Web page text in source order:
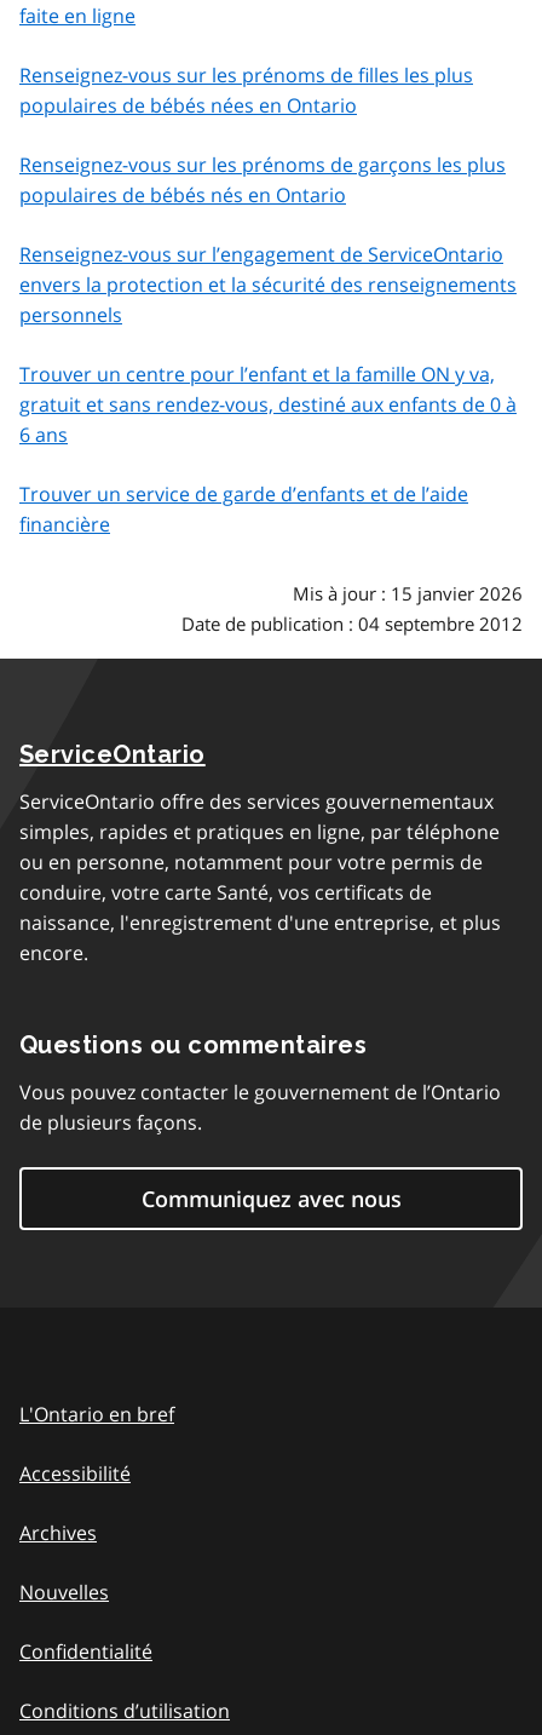
faite en ligne
Renseignez-vous sur les prénoms de filles les plus
populaires de bébés nées en Ontario
Renseignez-vous sur les prénoms de garçons les plus
populaires de bébés nés en Ontario
Renseignez-vous sur l’engagement de ServiceOntario
envers la protection et la sécurité des renseignements
personnels
Trouver un centre pour l’enfant et la famille ON y va,
gratuit et sans rendez-vous, destiné aux enfants de 0 à
6 ans
Trouver un service de garde d’enfants et de l’aide
financière
Mis à jour : 15 janvier 2026
Date de publication : 04 septembre 2012
ServiceOntario
ServiceOntario offre des services gouvernementaux
simples, rapides et pratiques en ligne, par téléphone
ou en personne, notamment pour votre permis de
conduire, votre carte Santé, vos certificats de
naissance, l'enregistrement d'une entreprise, et plus
encore.
Questions ou commentaires
Vous pouvez contacter le gouvernement de l’Ontario
de plusieurs façons.
Communiquez avec nous
L'Ontario en bref
Accessibilité
Archives
Nouvelles
Confidentialité
Conditions d’utilisation